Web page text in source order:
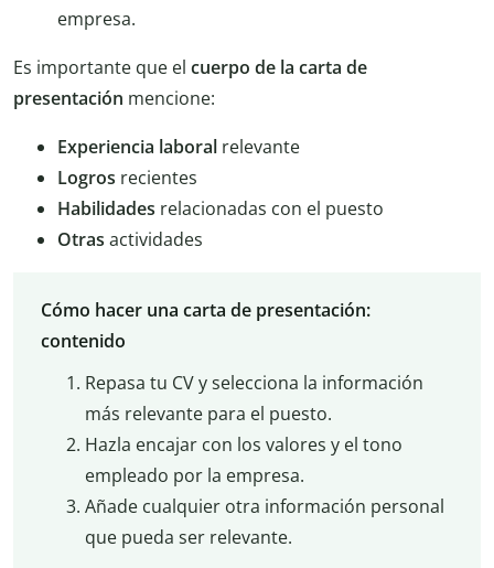
empresa.
Es importante que el cuerpo de la carta de
presentación mencione:
Experiencia laboral relevante
Logros recientes
Habilidades relacionadas con el puesto
Otras actividades
Cómo hacer una carta de presentación:
contenido
Repasa tu CV y selecciona la información
más relevante para el puesto.
Hazla encajar con los valores y el tono
empleado por la empresa.
Añade cualquier otra información personal
que pueda ser relevante.